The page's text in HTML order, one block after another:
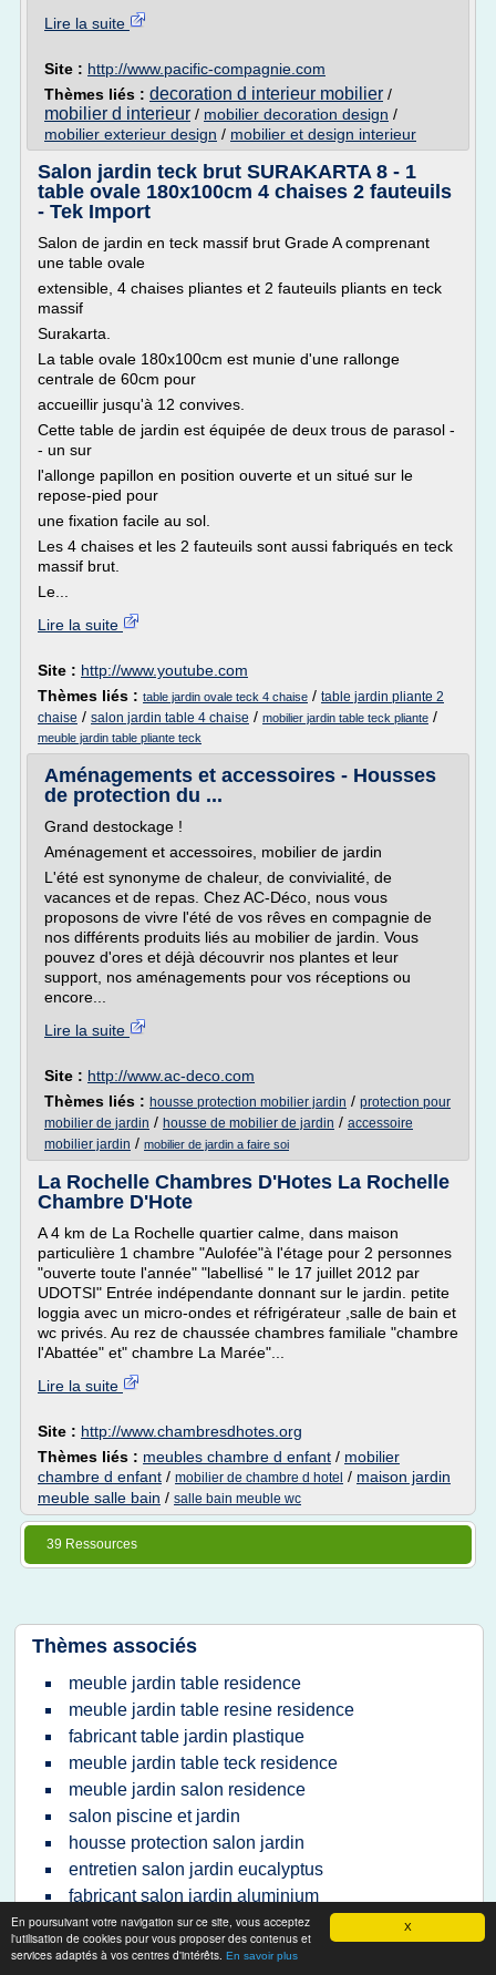
X
En poursuivant votre navigation sur ce site, vous acceptez
l'utilisation de cookies pour vous proposer des contenus et
services adaptés à vos centres d'intérêts. En savoir plus
Lire la suite
Site : http://www.pacific-compagnie.com
Thèmes liés : decoration d interieur mobilier /
mobilier d interieur / mobilier decoration design /
mobilier exterieur design / mobilier et design interieur
Salon jardin teck brut SURAKARTA 8 - 1
table ovale 180x100cm 4 chaises 2 fauteuils
- Tek Import
Salon de jardin en teck massif brut Grade A comprenant
une table ovale
extensible, 4 chaises pliantes et 2 fauteuils pliants en teck
massif
Surakarta.
La table ovale 180x100cm est munie d'une rallonge
centrale de 60cm pour
accueillir jusqu'à 12 convives.
Cette table de jardin est équipée de deux trous de parasol -
- un sur
l'allonge papillon en position ouverte et un situé sur le
repose-pied pour
une fixation facile au sol.
Les 4 chaises et les 2 fauteuils sont aussi fabriqués en teck
massif brut.
Le...
Lire la suite
Site : http://www.youtube.com
Thèmes liés : table jardin ovale teck 4 chaise / table jardin pliante 2
chaise / salon jardin table 4 chaise / mobilier jardin table teck pliante /
meuble jardin table pliante teck
Aménagements et accessoires - Housses
de protection du ...
Grand destockage !
Aménagement et accessoires, mobilier de jardin
L'été est synonyme de chaleur, de convivialité, de
vacances et de repas. Chez AC-Déco, nous vous
proposons de vivre l'été de vos rêves en compagnie de
nos différents produits liés au mobilier de jardin. Vous
pouvez d'ores et déjà découvrir nos plantes et leur
support, nos aménagements pour vos réceptions ou
encore...
Lire la suite
Site : http://www.ac-deco.com
Thèmes liés : housse protection mobilier jardin / protection pour
mobilier de jardin / housse de mobilier de jardin / accessoire
mobilier jardin / mobilier de jardin a faire soi
La Rochelle Chambres D'Hotes La Rochelle
Chambre D'Hote
A 4 km de La Rochelle quartier calme, dans maison
particulière 1 chambre "Aulofée"à l'étage pour 2 personnes
"ouverte toute l'année" "labellisé " le 17 juillet 2012 par
UDOTSI" Entrée indépendante donnant sur le jardin. petite
loggia avec un micro-ondes et réfrigérateur ,salle de bain et
wc privés. Au rez de chaussée chambres familiale "chambre
l'Abattée" et" chambre La Marée"...
Lire la suite
Site : http://www.chambresdhotes.org
Thèmes liés : meubles chambre d enfant / mobilier
chambre d enfant / mobilier de chambre d hotel / maison jardin
meuble salle bain / salle bain meuble wc
39 Ressources
Thèmes associés
meuble jardin table residence
meuble jardin table resine residence
fabricant table jardin plastique
meuble jardin table teck residence
meuble jardin salon residence
salon piscine et jardin
housse protection salon jardin
entretien salon jardin eucalyptus
fabricant salon jardin aluminium
vive le jardin salon
housse de salon de jardin